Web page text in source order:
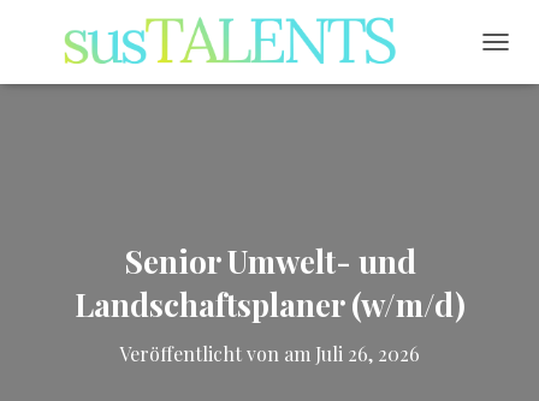
Senior Umwelt- und
Landschaftsplaner (w/m/d)
Veröffentlicht von am Juli 26, 2026